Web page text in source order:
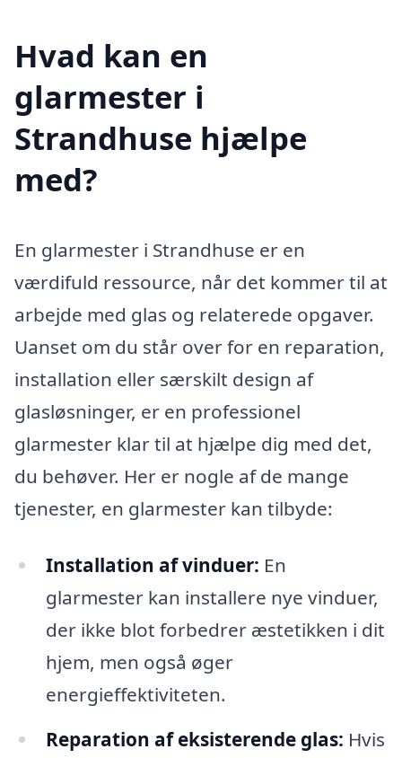
Hvad kan en
glarmester i
Strandhuse hjælpe
med?
En glarmester i Strandhuse er en
værdifuld ressource, når det kommer til at
arbejde med glas og relaterede opgaver.
Uanset om du står over for en reparation,
installation eller særskilt design af
glasløsninger, er en professionel
glarmester klar til at hjælpe dig med det,
du behøver. Her er nogle af de mange
tjenester, en glarmester kan tilbyde:
Installation af vinduer: En
glarmester kan installere nye vinduer,
der ikke blot forbedrer æstetikken i dit
hjem, men også øger
energieffektiviteten.
Reparation af eksisterende glas: Hvis